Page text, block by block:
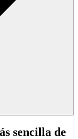
sencilla de